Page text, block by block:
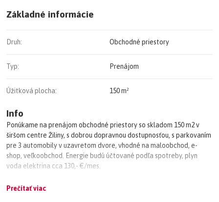
Základné informácie
Druh: Obchodné priestory
Typ: Prenájom
Úžitková plocha: 150 m²
Info
Ponúkame na prenájom obchodné priestory so skladom 150 m2 v
širšom centre Žiliny, s dobrou dopravnou dostupnosťou, s parkovaním
pre 3 automobily v uzavretom dvore, vhodné na maloobchod, e-
shop, veľkoobchod. Energie budú účtované podľa spotreby, plyn
voda elektrina cca 130,- €/mes.
nájomné: 7,- €/m2/rok
Prečítať viac